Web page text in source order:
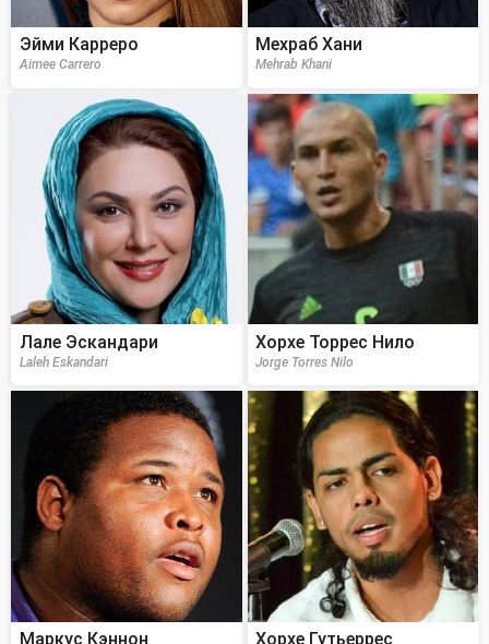
Эйми Карреро
Aimee Carrero
Мехраб Хани
Mehrab Khani
Лале Эскандари
Laleh Eskandari
Хорхе Торрес Нило
Jorge Torres Nilo
Маркус Кэннон Хорхе Гутьеррес